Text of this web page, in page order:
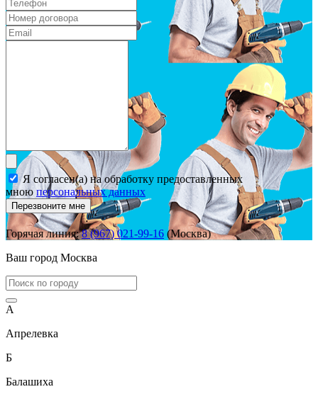
Я согласен(а) на обработку предоставленных
мною персональных данных
Перезвоните мне
Горячая линия:8 (967) 021-99-16 (Москва)
Ваш город Москва
А
Апрелевка
Б
Балашиха